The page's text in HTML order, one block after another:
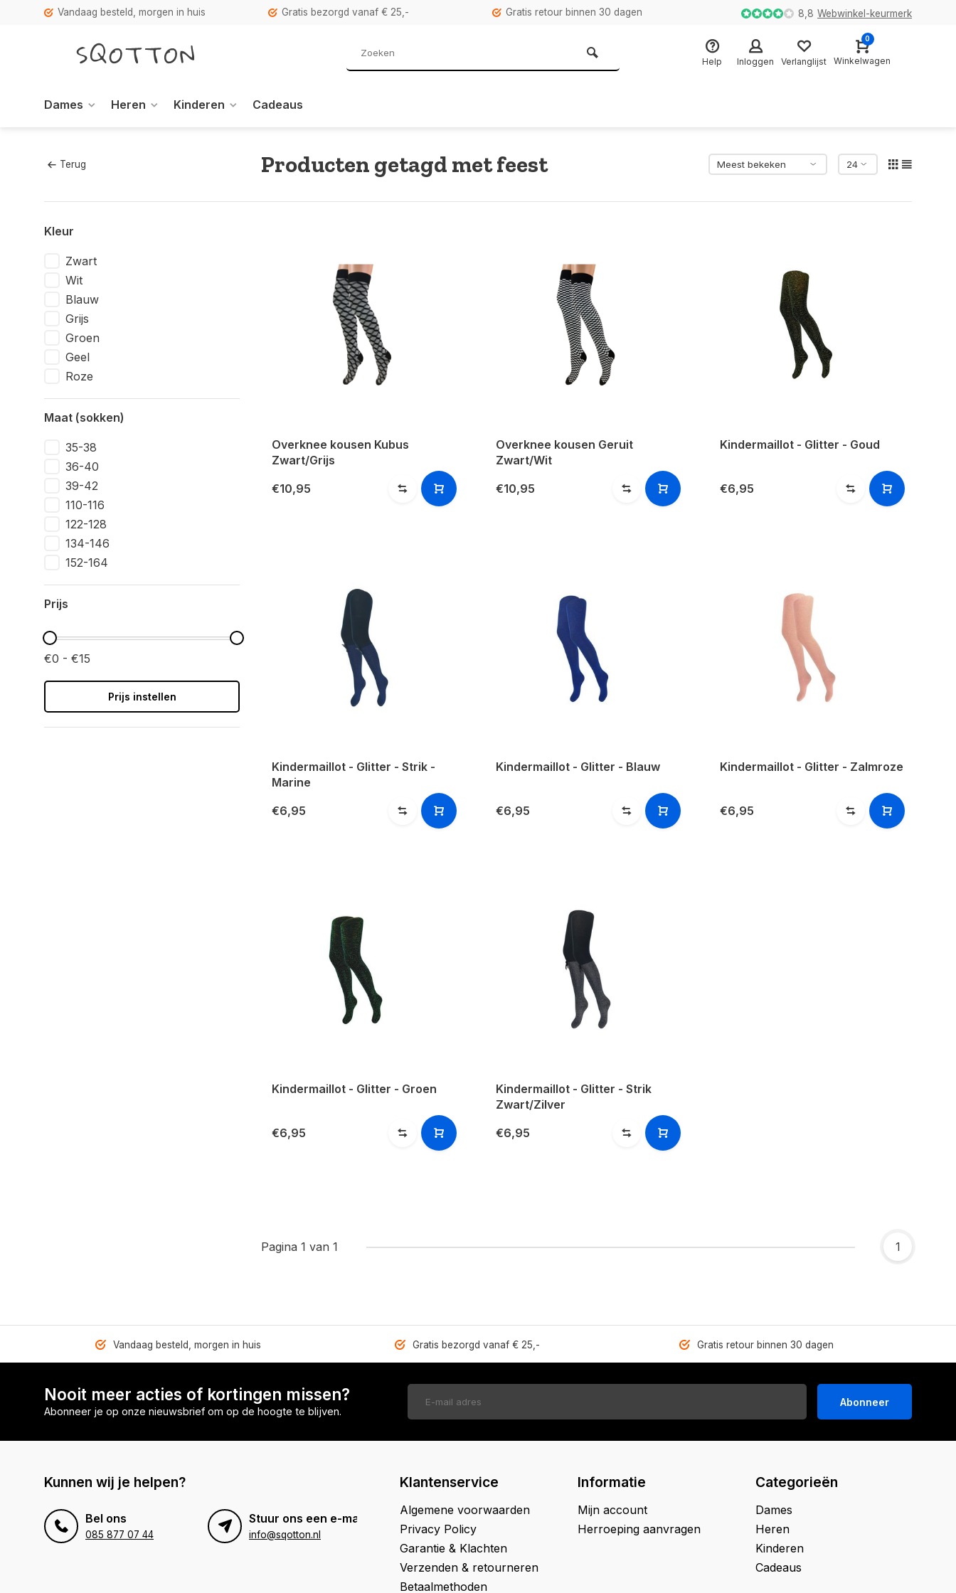
Vandaag besteld, morgen in huis Gratis bezorgd vanaf € 25,- Gratis retour binnen 30 dagen 8,8 Webwinkel-keurmerk
Help Inloggen Verlanglijst
0
Winkelwagen
Dames Heren Kinderen Cadeaus
Terug Producten getagd met feest
Kleur
Zwart
Wit
Blauw
Grijs
Groen
Geel
Roze
Maat (sokken)
35-38
36-40
39-42
110-116
122-128
134-146
152-164
Prijs
€0 - €15
Prijs instellen
Overknee kousen Kubus
Zwart/Grijs
€10,95
Overknee kousen Geruit
Zwart/Wit
€10,95
Kindermaillot - Glitter - Goud
€6,95
Kindermaillot - Glitter - Strik -
Marine
€6,95
Kindermaillot - Glitter - Blauw
€6,95
Kindermaillot - Glitter - Zalmroze
€6,95
Kindermaillot - Glitter - Groen
€6,95
Kindermaillot - Glitter - Strik
Zwart/Zilver
€6,95
Pagina 1 van 1 1
Vandaag besteld, morgen in huis Gratis bezorgd vanaf € 25,- Gratis retour binnen 30 dagen
Nooit meer acties of kortingen missen?
Abonneer je op onze nieuwsbrief om op de hoogte te blijven.
Abonneer
Kunnen wij je helpen?
Bel ons
085 877 07 44
Stuur ons een e-mail
info@sqotton.nl
Klantenservice
Algemene voorwaarden
Privacy Policy
Garantie & Klachten
Verzenden & retourneren
Betaalmethoden
Informatie
Mijn account
Herroeping aanvragen
Categorieën
Dames
Heren
Kinderen
Cadeaus